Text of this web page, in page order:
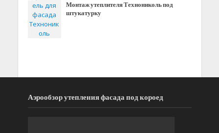
Монтаж утеплителя Технониколь под
штукатурку
Аэрообзор утепления фасада под короед